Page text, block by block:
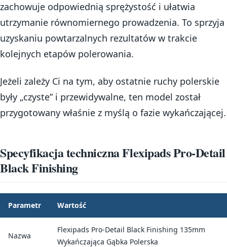
zachowuje odpowiednią sprężystość i ułatwia
utrzymanie równomiernego prowadzenia. To sprzyja
uzyskaniu powtarzalnych rezultatów w trakcie
kolejnych etapów polerowania.
Jeżeli zależy Ci na tym, aby ostatnie ruchy polerskie
były „czyste” i przewidywalne, ten model został
przygotowany właśnie z myślą o fazie wykańczającej.
Specyfikacja techniczna Flexipads Pro-Detail
Black Finishing
Parametr Wartość
Nazwa
Flexipads Pro-Detail Black Finishing 135mm
Wykańczająca Gąbka Polerska